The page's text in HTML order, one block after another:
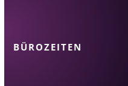
BÜROZEITEN